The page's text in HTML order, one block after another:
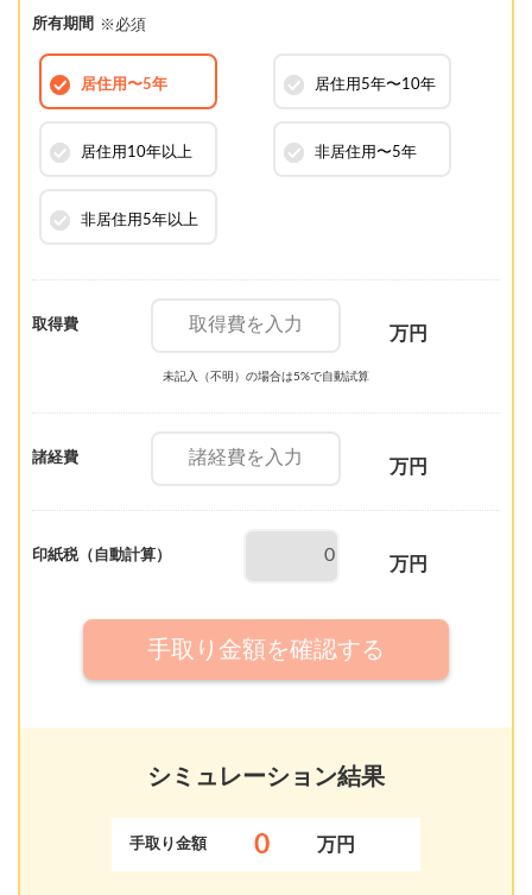
所有期間 ※必須
居住用 〜5年 居住用 5年〜10年
居住用 10年以上 非居住用〜5年
非居住用 5年以上
取得費 万円
未記入（不明）の場合は5%で自動試算
諸経費 万円
印紙税（自動計算） 万円
手取り金額を確認する
シミュレーション結果
手取り金額 0 万円
無料診断スタート